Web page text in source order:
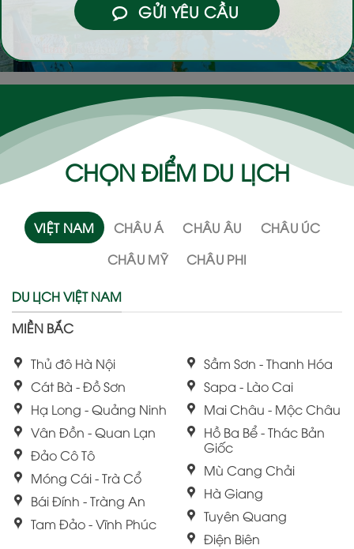
GỬI YÊU CẦU
CHỌN ĐIỂM DU LỊCH
VIỆT NAM CHÂU Á CHÂU ÂU
CHÂU ÚC
CHÂU MỸ
CHÂU PHI
DU LỊCH VIỆT NAM
MIỀN BẮC
Thủ đô Hà Nội
Cát Bà - Đồ Sơn
Hạ Long - Quảng Ninh
Vân Đồn - Quan Lạn
Đảo Cô Tô
Móng Cái - Trà Cổ
Bái Đính - Tràng An
Tam Đảo - Vĩnh Phúc
Sầm Sơn - Thanh Hóa
Sapa - Lào Cai
Mai Châu - Mộc Châu
Hồ Ba Bể - Thác Bản
Giốc
Mù Cang Chải
Hà Giang
Tuyên Quang
Điện Biên